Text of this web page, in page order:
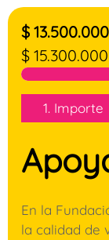
$ 13.500.000
$ 15.300.000
1. Importe
En la
la calidad de